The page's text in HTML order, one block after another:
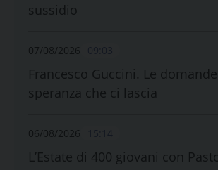
sussidio
07/08/2026
Francesco Guccini. Le
speranza che ci lascia
06/08/2026
L’Estate di 400 giovani con